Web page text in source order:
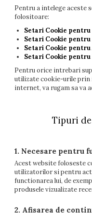
Pentru a intelege aceste
folositoare:
Setari Cookie pentru
Setari Cookie
Setari Cookie
Setari Cookie
Pentru orice intrebari
utilizate cookie-urile prin
internet, va rugam sa va
Tipuri
1. Necesare pentru
Acest website foloseste
utilizatorilor si pentru
functionarea lui, de
produsele vizualizate
2. Afisarea de